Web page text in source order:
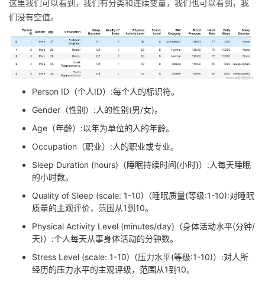
这里我们可以看到，我们有分类和连续变量，我们也可以看到，我
们没有空值。
Person ID（个人ID）:每个人的标识符。
Gender（性别）:人的性别(男/女)。
Age（年龄）:以年为单位的人的年龄。
Occupation（职业）:人的职业或专业。
Sleep Duration (hours)（睡眠持续时间(小时)）:人每天睡眠
的小时数。
Quality of Sleep (scale: 1-10)（睡眠质量(等级:1-10):对睡眠
质量的主观评价，范围从1到10。
Physical Activity Level (minutes/day)（身体活动水平(分钟/
天)）:个人每天从事身体活动的分钟数。
Stress Level (scale: 1-10)（压力水平(等级:1-10)）:对人所
经历的压力水平的主观评级，范围从1到10。